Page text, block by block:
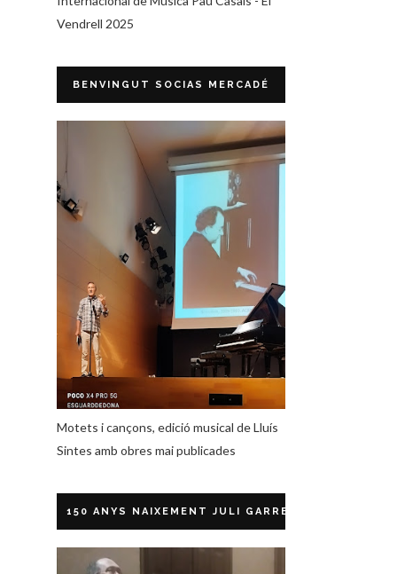
Vendrell 2025
BENVINGUT SOCIAS MERCADÉ
Motets i cançons, edició musical de Lluís
Sintes amb obres mai publicades
150 ANYS NAIXEMENT JULI GARRETA